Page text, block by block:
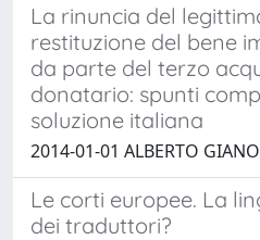
La rinuncia del
restituzione del bene
da parte del terzo
donatario: spunti
soluzione italiana
2014-01-01 ALBERTO
Le corti europee. La
dei traduttori?